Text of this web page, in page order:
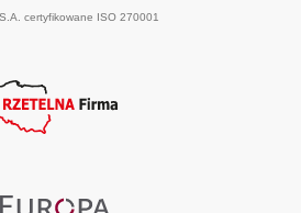
certyfikowane ISO 270001